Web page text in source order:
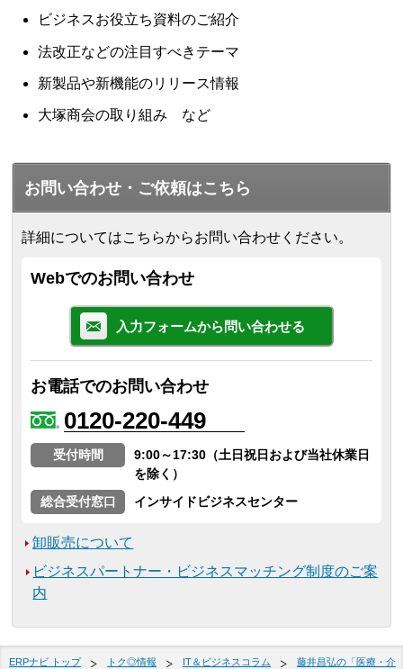
ビジネスお役立ち資料のご紹介
法改正などの注目すべきテーマ
新製品や新機能のリリース情報
大塚商会の取り組み など
お問い合わせ・ご依頼はこちら
詳細についてはこちらからお問い合わせください。
Webでのお問い合わせ
入力フォームから問い合わせる
お電話でのお問い合わせ
0120-220-449
受付時間
9:00～17:30（土日祝日および当社休業日
を除く）
総合受付窓口
インサイドビジネスセンター
卸販売について
ビジネスパートナー・ビジネスマッチング制度のご案
内
ERPナビ トップ トク◎情報 IT＆ビジネスコラム
藤井昌弘の「医療・介